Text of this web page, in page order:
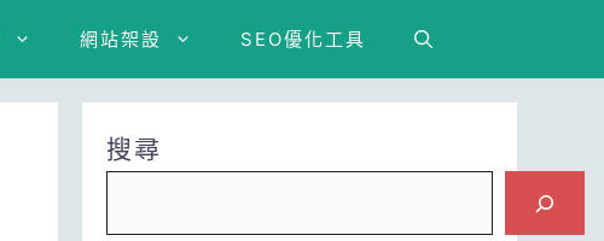
網站架設 SEO優化工具
搜尋